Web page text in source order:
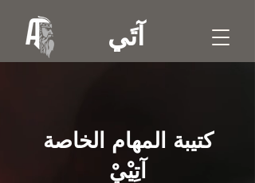
كتيبة المهام الخاصة
آتِيْيْ
آتَي